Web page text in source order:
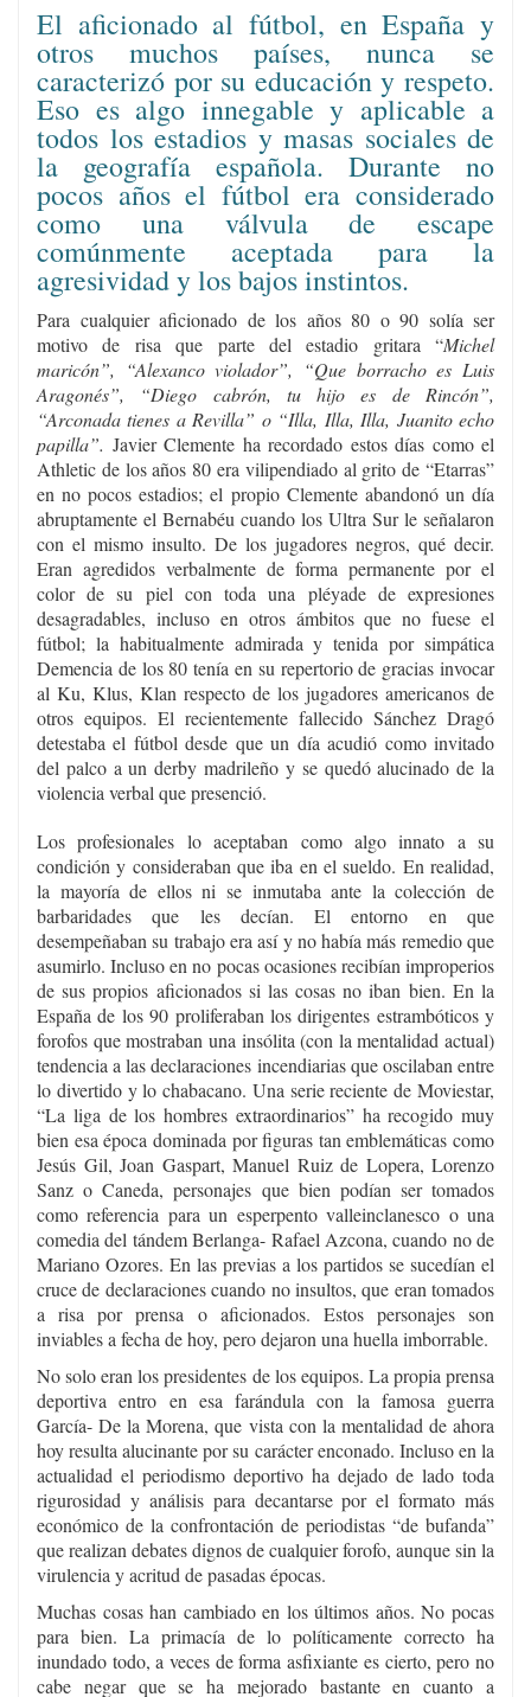
El aficionado al fútbol, en España y
otros muchos países, nunca se
caracterizó por su educación y respeto.
Eso es algo innegable y aplicable a
todos los estadios y masas sociales de
la geografía española. Durante no
pocos años el fútbol era considerado
como una válvula de escape
comúnmente aceptada para la
agresividad y los bajos instintos.
Para cualquier aficionado de los años 80 o 90 solía ser
motivo de risa que parte del estadio gritara “Michel
maricón”, “Alexanco violador”, “Que borracho es Luis
Aragonés”, “Diego cabrón, tu hijo es de Rincón”,
“Arconada tienes a Revilla” o “Illa, Illa, Illa, Juanito echo
papilla”. Javier Clemente ha recordado estos días como el
Athletic de los años 80 era vilipendiado al grito de “Etarras”
en no pocos estadios; el propio Clemente abandonó un día
abruptamente el Bernabéu cuando los Ultra Sur le señalaron
con el mismo insulto. De los jugadores negros, qué decir.
Eran agredidos verbalmente de forma permanente por el
color de su piel con toda una pléyade de expresiones
desagradables, incluso en otros ámbitos que no fuese el
fútbol; la habitualmente admirada y tenida por simpática
Demencia de los 80 tenía en su repertorio de gracias invocar
al Ku, Klus, Klan respecto de los jugadores americanos de
otros equipos. El recientemente fallecido Sánchez Dragó
detestaba el fútbol desde que un día acudió como invitado
del palco a un derby madrileño y se quedó alucinado de la
violencia verbal que presenció.
Los profesionales lo aceptaban como algo innato a su
condición y consideraban que iba en el sueldo. En realidad,
la mayoría de ellos ni se inmutaba ante la colección de
barbaridades que les decían. El entorno en que
desempeñaban su trabajo era así y no había más remedio que
asumirlo. Incluso en no pocas ocasiones recibían improperios
de sus propios aficionados si las cosas no iban bien. En la
España de los 90 proliferaban los dirigentes estrambóticos y
forofos que mostraban una insólita (con la mentalidad actual)
tendencia a las declaraciones incendiarias que oscilaban entre
lo divertido y lo chabacano. Una serie reciente de Moviestar,
“La liga de los hombres extraordinarios” ha recogido muy
bien esa época dominada por figuras tan emblemáticas como
Jesús Gil, Joan Gaspart, Manuel Ruiz de Lopera, Lorenzo
Sanz o Caneda, personajes que bien podían ser tomados
como referencia para un esperpento valleinclanesco o una
comedia del tándem Berlanga- Rafael Azcona, cuando no de
Mariano Ozores. En las previas a los partidos se sucedían el
cruce de declaraciones cuando no insultos, que eran tomados
a risa por prensa o aficionados. Estos personajes son
inviables a fecha de hoy, pero dejaron una huella imborrable.
No solo eran los presidentes de los equipos. La propia prensa
deportiva entro en esa farándula con la famosa guerra
García- De la Morena, que vista con la mentalidad de ahora
hoy resulta alucinante por su carácter enconado. Incluso en la
actualidad el periodismo deportivo ha dejado de lado toda
rigurosidad y análisis para decantarse por el formato más
económico de la confrontación de periodistas “de bufanda”
que realizan debates dignos de cualquier forofo, aunque sin la
virulencia y acritud de pasadas épocas.
Muchas cosas han cambiado en los últimos años. No pocas
para bien. La primacía de lo políticamente correcto ha
inundado todo, a veces de forma asfixiante es cierto, pero no
cabe negar que se ha mejorado bastante en cuanto a